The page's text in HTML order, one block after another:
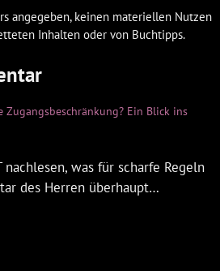
angegeben, keinen materiellen Nutzen
Inhalten oder von Buchtipps.
Zugangsbeschränkung? Ein Blick ins
was für scharfe Regeln
des Herren überhaupt…